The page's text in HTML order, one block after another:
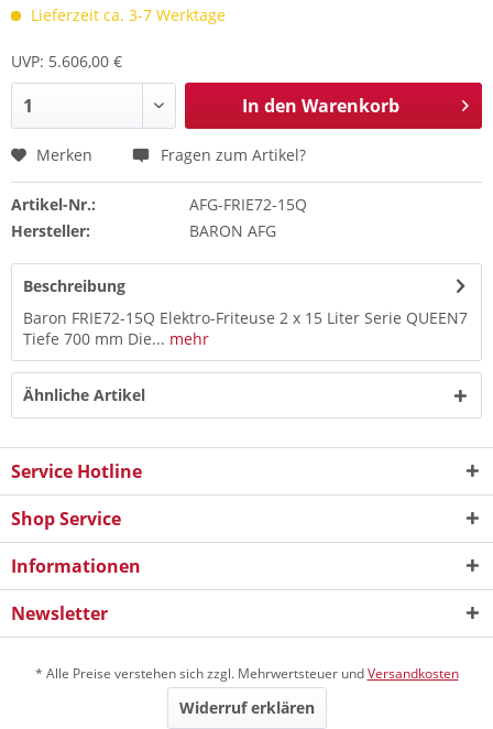
Lieferzeit ca. 3-7 Werktage
UVP: 5.606,00 €
In den Warenkorb
Merken Fragen zum Artikel?
Artikel-Nr.:
AFG-FRIE72-15Q
Hersteller:
BARON AFG
Beschreibung
Baron FRIE72-15Q Elektro-Friteuse 2 x 15 Liter Serie QUEEN7
Tiefe 700 mm Die... mehr
Ähnliche Artikel
Service Hotline
Shop Service
Informationen
Newsletter
* Alle Preise verstehen sich zzgl. Mehrwertsteuer undVersandkosten
Widerruf erklären